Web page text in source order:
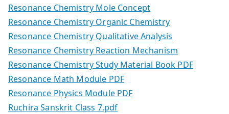
Resonance Chemistry Mole Concept
Resonance Chemistry Organic Chemistry
Resonance Chemistry Qualitative Analysis
Resonance Chemistry Reaction Mechanism
Resonance Chemistry Study Material Book PDF
Resonance Math Module PDF
Resonance Physics Module PDF
Ruchira Sanskrit Class 7.pdf